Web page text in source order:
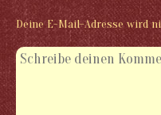
Deine E-Mail-Adresse wird